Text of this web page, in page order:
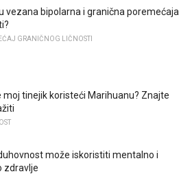
vezana bipolarna i granična poremećaja
GRANIČNOG LIČNOSTI
moj tinejik koristeći Marihuanu? Znajte
može iskoristiti mentalno i
zdravlje